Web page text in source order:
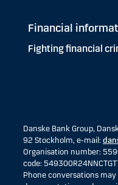
Financial
Fighting financial
Danske Bank Group,
92 Stockholm, e-mail:
Organisation number:
code:
Phone conversations